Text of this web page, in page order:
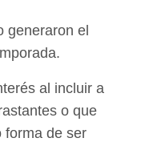
generaron el
al incluir a
o que
forma de ser